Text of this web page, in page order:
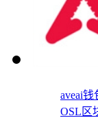
aveai
OSL区